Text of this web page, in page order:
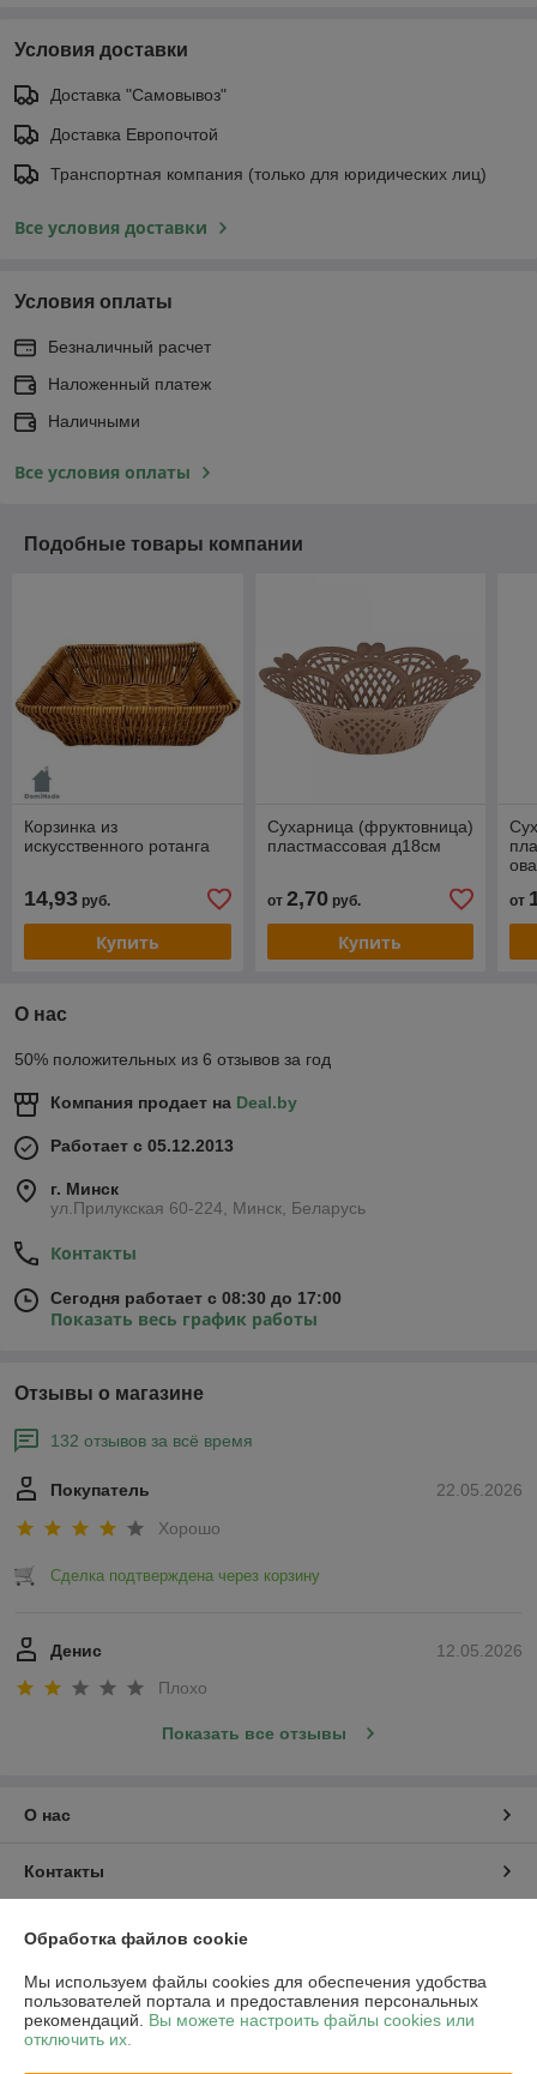
Условия доставки
Доставка "Самовывоз"
Доставка Европочтой
Транспортная компания (только для юридических лиц)
Все условия доставки
Условия оплаты
Безналичный расчет
Наложенный платеж
Наличными
Все условия оплаты
Подобные товары компании
Корзинка из
искусственного ротанга
14,93 руб.
Купить
Сухарница (фруктовница)
пластмассовая д18см
от 2,70руб.
Купить
от
О нас
50% положительных из 6 отзывов за год
Компания продает на Deal.by
Работает с 05.12.2013
г. Минск
ул.Прилукская 60-224, Минск, Беларусь
Контакты
Сегодня работает с 08:30 до 17:00
Показать весь график работы
Отзывы о магазине
132 отзывов за всё время
22.05.2026
Покупатель
Хорошо
Сделка подтверждена через корзину
12.05.2026
Денис
Плохо
Показать все отзывы
О нас
Контакты
График работы
Полная версия сайта
Обработка файлов cookie
Мы используем файлы cookies для обеспечения удобства
пользователей портала и предоставления персональных
рекомендаций. Вы можете настроить файлы cookies или
отключить их.